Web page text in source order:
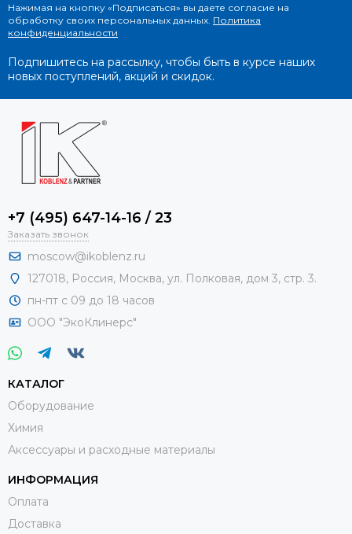
Нажимая на кнопку «Подписаться» вы даете согласие на
обработку своих персональных данных. Политика
конфиденциальности
Подпишитесь на рассылку, чтобы быть в курсе наших
новых поступлений, акций и скидок.
+7 (495) 647-14-16 / 23
Заказать звонок
moscow@ikoblenz.ru
127018, Россия, Москва, ул. Полковая, дом 3, стр. 3.
пн-пт с 09 до 18 часов
ООО "ЭкоКлинерс"
КАТАЛОГ
Оборудование
Химия
Аксессуары и расходные материалы
ИНФОРМАЦИЯ
Оплата
Доставка